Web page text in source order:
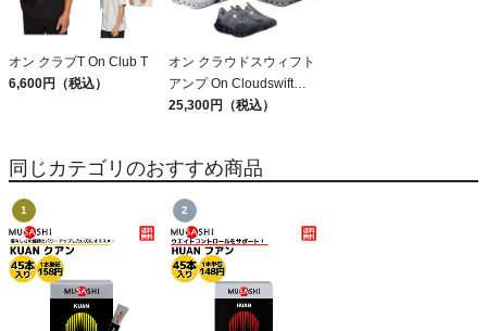
オン クラブT On Club T
6,600円（税込）
オン クラウドスウィフト
アンプ On Cloudswift
Amp
25,300円（税込）
同じカテゴリのおすすめ商品